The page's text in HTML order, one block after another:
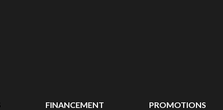
FINANCEMENT PROMOTIONS